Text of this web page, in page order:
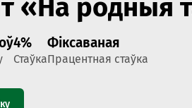
«На родныя
4%
Стаўка
Фіксаваная
Працентная стаўка